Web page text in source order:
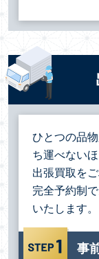
ひとつの品
ち運べない
出張買取を
完全予約制
いたします。
事